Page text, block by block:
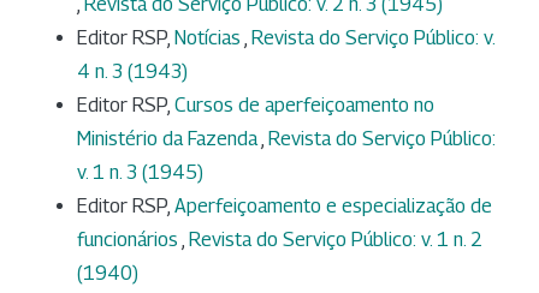
, Revista do Serviço Público: v. 2 n. 3 (1945)
Editor RSP, Notícias , Revista do Serviço Público: v.
4 n. 3 (1943)
Editor RSP, Cursos de aperfeiçoamento no
Ministério da Fazenda, Revista do Serviço Público:
v. 1 n. 3 (1945)
Editor RSP, Aperfeiçoamento e especialização de
funcionários , Revista do Serviço Público: v. 1 n. 2
(1940)